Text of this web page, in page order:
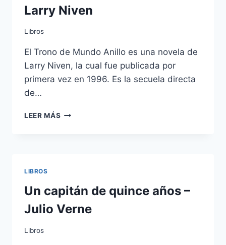
Larry Niven
Libros
El Trono de Mundo Anillo es una novela de
Larry Niven, la cual fue publicada por
primera vez en 1996. Es la secuela directa
de…
LEER MÁS TRONO
LIBROS
Un capitán de quince años –
Julio Verne
Libros